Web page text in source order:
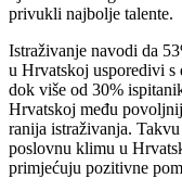
privukli najbolje talente.
Istraživanje navodi da
u Hrvatskoj usporedivi s
dok više od 30%
Hrvatskoj među
ranija istraživanja.
poslovnu klimu u
primjećuju pozitivne